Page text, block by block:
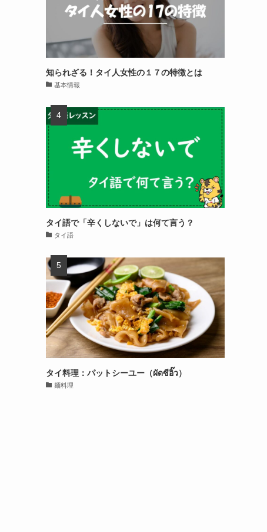
知られざる！タイ人女性の１７の特徴とは
基本情報
タイ語で「辛くしないで」は何て言う？
タイ語
タイ料理：パットシーユー（ผัดซีอิ๊ว）
麺料理